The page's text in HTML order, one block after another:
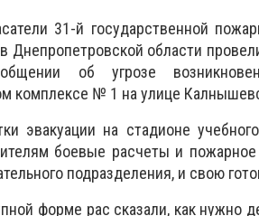
31-й государственной
Днепропетровской области
об угрозе
комплексе № 1 на улице
эвакуации на стадионе
боевые расчеты и
подразделения, и свою
форме рас сказали, как нужно